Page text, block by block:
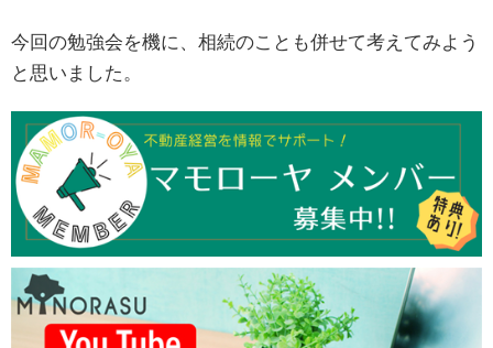
今回の勉強会を機に、相続のことも併せて考えてみよう
と思いました。